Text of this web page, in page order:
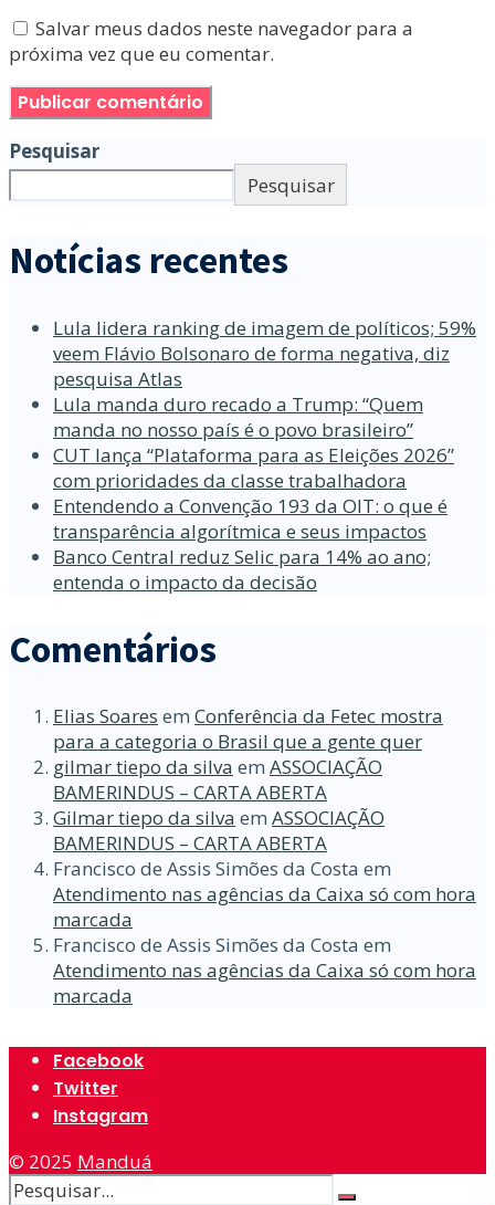
Salvar meus dados neste navegador para a
próxima vez que eu comentar.
Pesquisar
Pesquisar
Notícias recentes
Lula lidera ranking de imagem de políticos; 59%
veem Flávio Bolsonaro de forma negativa, diz
pesquisa Atlas
Lula manda duro recado a Trump: “Quem
manda no nosso país é o povo brasileiro”
CUT lança “Plataforma para as Eleições 2026”
com prioridades da classe trabalhadora
Entendendo a Convenção 193 da OIT: o que é
transparência algorítmica e seus impactos
Banco Central reduz Selic para 14% ao ano;
entenda o impacto da decisão
Comentários
Elias Soares em Conferência da Fetec mostra
para a categoria o Brasil que a gente quer
gilmar tiepo da silva em ASSOCIAÇÃO
BAMERINDUS – CARTA ABERTA
Gilmar tiepo da silva em ASSOCIAÇÃO
BAMERINDUS – CARTA ABERTA
Francisco de Assis Simões da Costa em
Atendimento nas agências da Caixa só com hora
marcada
Francisco de Assis Simões da Costa em
Atendimento nas agências da Caixa só com hora
marcada
Facebook
Twitter
Instagram
© 2025 Manduá